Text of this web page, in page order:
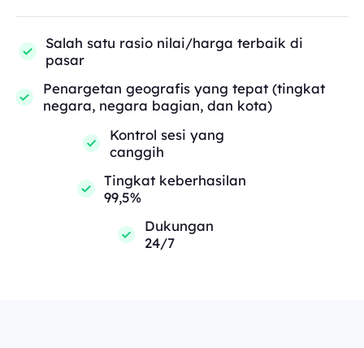
Salah satu rasio nilai/harga terbaik di
pasar
Penargetan geografis yang tepat (tingkat
negara, negara bagian, dan kota)
Kontrol sesi yang
canggih
Tingkat keberhasilan
99,5%
Dukungan
24/7